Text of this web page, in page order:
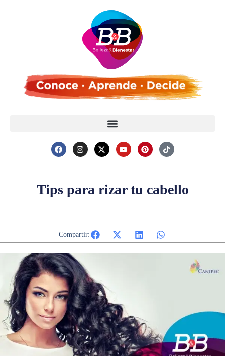
Tips para rizar tu cabello
Compartir: